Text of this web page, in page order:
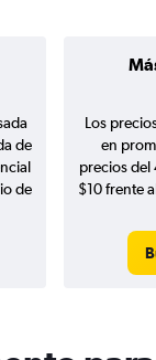
de
de
Los
en
precios del
$10 frente